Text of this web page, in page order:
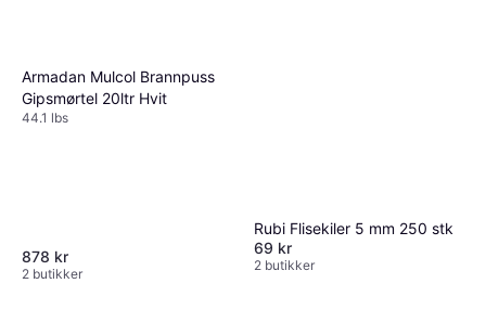
Armadan Mulcol Brannpuss
Gipsmørtel 20ltr Hvit
44.1 lbs
878 kr
2 butikker
Rubi Flisekiler 5 mm 250 stk
69 kr
2 butikker